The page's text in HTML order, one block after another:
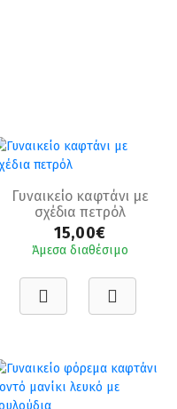
Γυναικείο καφτάνι με
σχέδια πετρόλ
15,00€
Άμεσα διαθέσιμο